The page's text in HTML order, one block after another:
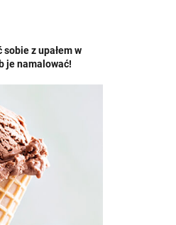
z upałem w
je namalować!